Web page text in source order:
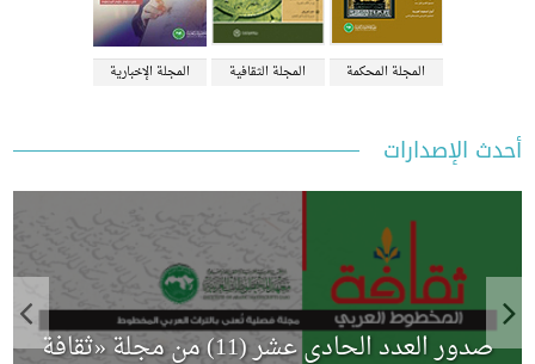
المجلة المحكمة المجلة الثقافية المجلة الإخبارية
الإصدارات
صدور العدد الحادي عشر (11) من مجلة «ثقافة